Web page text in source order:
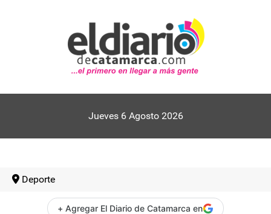
Jueves 6 Agosto 2026
Deporte
+ Agregar El Diario de Catamarca en